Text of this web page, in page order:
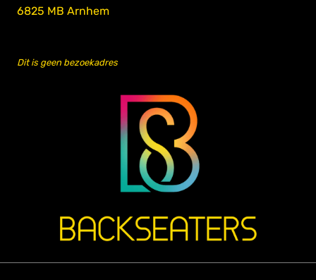
6825 MB Arnhem
Dit is geen bezoekadres